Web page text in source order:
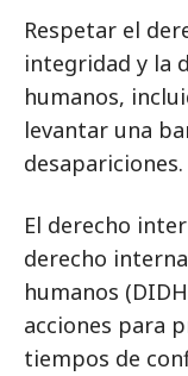
Respetar el
integridad y la
humanos,
levantar una
desapariciones.
El derecho
derecho
humanos
acciones para
tiempos de